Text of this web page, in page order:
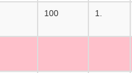
100 1.